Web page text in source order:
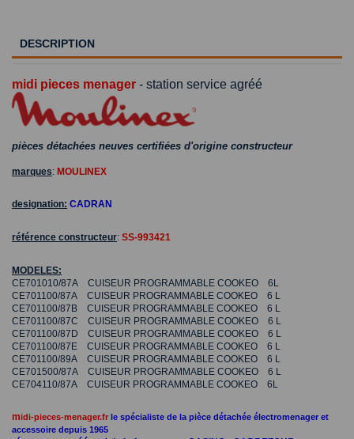
DESCRIPTION
midi pieces menager - station service agréé
pièces détachées neuves certifiées d'origine constructeur
marques: MOULINEX
designation: CADRAN
référence constructeur: SS-993421
MODELES:
CE701010/87A CUISEUR PROGRAMMABLE COOKEO 6L
CE701100/87A CUISEUR PROGRAMMABLE COOKEO 6 L
CE701100/87B CUISEUR PROGRAMMABLE COOKEO 6 L
CE701100/87C CUISEUR PROGRAMMABLE COOKEO 6 L
CE701100/87D CUISEUR PROGRAMMABLE COOKEO 6 L
CE701100/87E CUISEUR PROGRAMMABLE COOKEO 6 L
CE701100/89A CUISEUR PROGRAMMABLE COOKEO 6 L
CE701500/87A CUISEUR PROGRAMMABLE COOKEO 6 L
CE704110/87A CUISEUR PROGRAMMABLE COOKEO 6L
midi-pieces-menager.fr le spécialiste de la pièce détachée électromenager et
accessoire depuis 1965